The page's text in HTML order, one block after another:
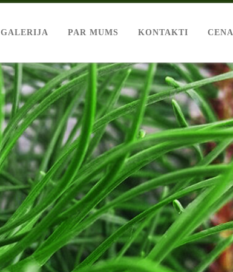
GALERIJA PAR MUMS KONTAKTI